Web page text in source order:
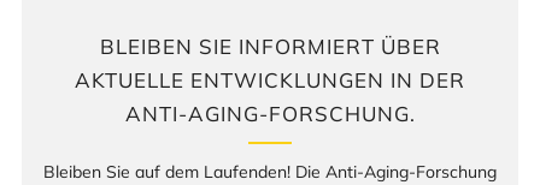
BLEIBEN SIE INFORMIERT ÜBER
AKTUELLE ENTWICKLUNGEN IN DER
ANTI-AGING-FORSCHUNG.
Bleiben Sie auf dem Laufenden! Die Anti-Aging-Forschung